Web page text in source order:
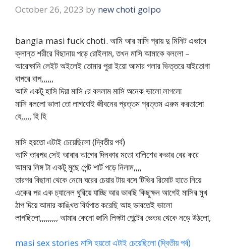
October 26, 2023 by new choti golpo
bangla masi fuck choti. আমি আর মাসি প্রায় দু মিনিট এভাবে
ক্লান্ত শরীরে বিছানায় পড়ে রোইলাম, তখন মাসি আমাকে বললো –
আরেক্ষানি লেইট অইলেই তোমার পুরা ইয়ো আমার গলার ভিত্তরে যাইতোগা
বাপরে বাপ,,,,,,
আমি একটু হাসি দিয়া মাসি রে বললাম মাসি অনেক ভালো লাগলো
মাসি বললো ভালা তো লাগবোই জীবনের প্রত্তম প্রত্তম এরুম করতাসো
যে,,,,, হি হি
মাসি হয়তো এটাই চেয়েছিলো (দ্বিতীয় পর্ব)
আমি তারপর সেই আবার আগের দিনকার মতো বালিশের কভার বের করে
আমার লিঙ্গ টা একটু মুছে পেন্ট শার্ট পড়ে নিলাম,,,,
তারপর বিছানা থেকে নেমে ঘরের চেয়ার টায় বসে টিভির রিমোট হাতে নিয়ে
একের পর এক চ্যানেল ঘুরিয়ে যাচ্ছি আর ভাবছি কিছুক্ষন আগেই মাসির মুখ
ঠাপ দিয়ে আমার কাঙ্খিত বির্যপাত করেছি আহ ভাবতেই ভালো
লাগছিলো,,,,,,,,, আমার কেনো জানি লিঙ্গটা পেন্টের ভেতর থেকে নড়ে উঠলো,
masi sex stories মাসি হয়তো এটাই চেয়েছিলো (দ্বিতীয় পর্ব)